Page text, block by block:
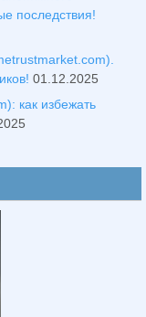
последствия!
01.12.2025
как избежать